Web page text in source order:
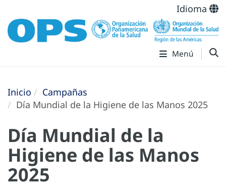
Idioma
Menú
Inicio
Campañas
Día Mundial de la Higiene de las Manos 2025
Día Mundial de la
Higiene de las Manos
2025